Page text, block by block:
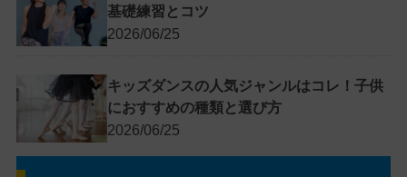
基礎練習とコツ
2026/06/25
キッズダンスの人気ジャンルはコレ！子供
におすすめの種類と選び方
2026/06/25